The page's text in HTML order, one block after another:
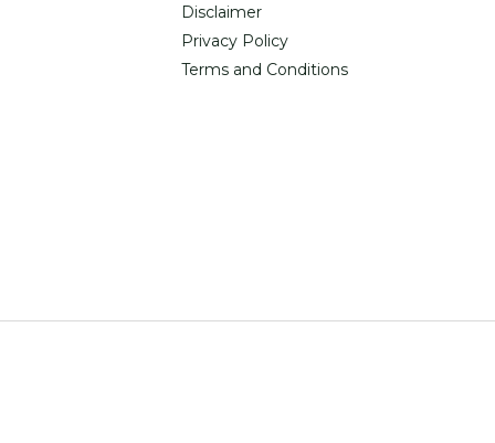
Disclaimer
Privacy Policy
Terms and Conditions